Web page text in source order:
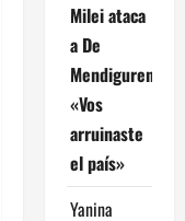
Milei ataca
a De
Mendiguren:
«Vos
arruinaste
el país»
Yanina